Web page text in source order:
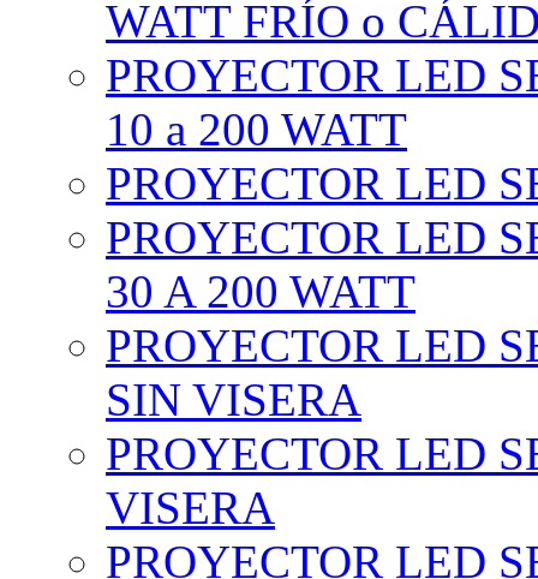
WATT FRÍO o
PROYECTOR LED
10 a 200 WATT
PROYECTOR LED
PROYECTOR LED
30 A 200 WATT
PROYECTOR LED
SIN VISERA
PROYECTOR LED
VISERA
PROYECTOR LED